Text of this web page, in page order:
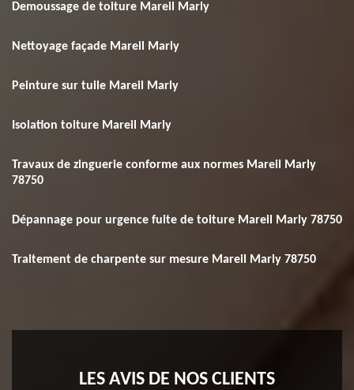
Demoussage de toiture Mareil Marly
Nettoyage façade Mareil Marly
Peinture sur tuile Mareil Marly
Isolation toiture Mareil Marly
Travaux de zinguerie conforme aux normes Mareil Marly
78750
Dépannage pour urgence fuite de toiture Mareil Marly 78750
Traitement de charpente sur mesure Mareil Marly 78750
LES AVIS DE NOS CLIENTS